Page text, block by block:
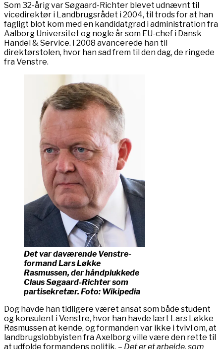
Som 32-årig var Søgaard-Richter blevet udnævnt til
vicedirektør i Landbrugsrådet i 2004, til trods for at han
fagligt blot kom med en kandidatgrad i administration fra
Aalborg Universitet og nogle år som EU-chef i Dansk
Handel & Service. I 2008 avancerede han til
direktørstolen, hvor han sad frem til den dag, de ringede
fra Venstre.
Det var daværende Venstre-
formand Lars Løkke
Rasmussen, der håndplukkede
Claus Søgaard-Richter som
partisekretær. Foto: Wikipedia
Dog havde han tidligere været ansat som både student
og konsulent i Venstre, hvor han havde lært Lars Løkke
Rasmussen at kende, og formanden var ikke i tvivl om, at
landbrugslobbyisten fra Axelborg ville være den rette til
at udfolde formandens politik. – Det er et arbejde, som